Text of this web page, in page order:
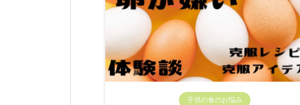
子供の食のお悩み